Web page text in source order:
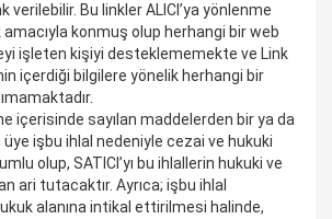
verilebilir. Bu linkler ALICI’ya yönlenme
amacıyla konmuş olup herhangi bir web
işleten kişiyi desteklememekte ve Link
içerdiği bilgilere yönelik herhangi bir
içerisinde sayılan maddelerden bir ya da
üye işbu ihlal nedeniyle cezai ve hukuki
olup, SATICI’yı bu ihlallerin hukuki ve
ari tutacaktır. Ayrıca; işbu ihlal
alanına intikal ettirilmesi halinde,